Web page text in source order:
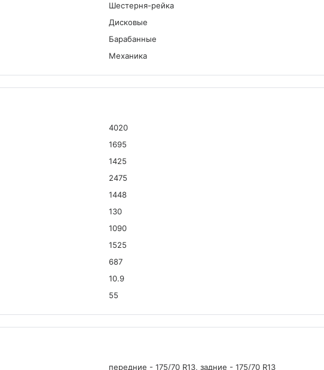
Шестерня-рейка
Дисковые
Барабанные
Механика
4020
1695
1425
2475
1448
130
1090
1525
687
10.9
55
передние - 175/70 R13, задние - 175/70 R13